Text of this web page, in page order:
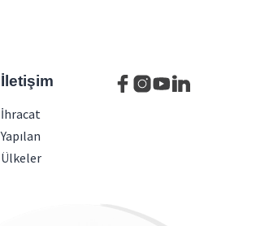
İletişim
İhracat
Yapılan
Ülkeler